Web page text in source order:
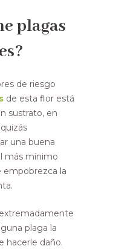
plagas
de riesgo
de esta flor está
sustrato, en
una buena
más mínimo
empobrezca la
plaga la
hacerle daño.